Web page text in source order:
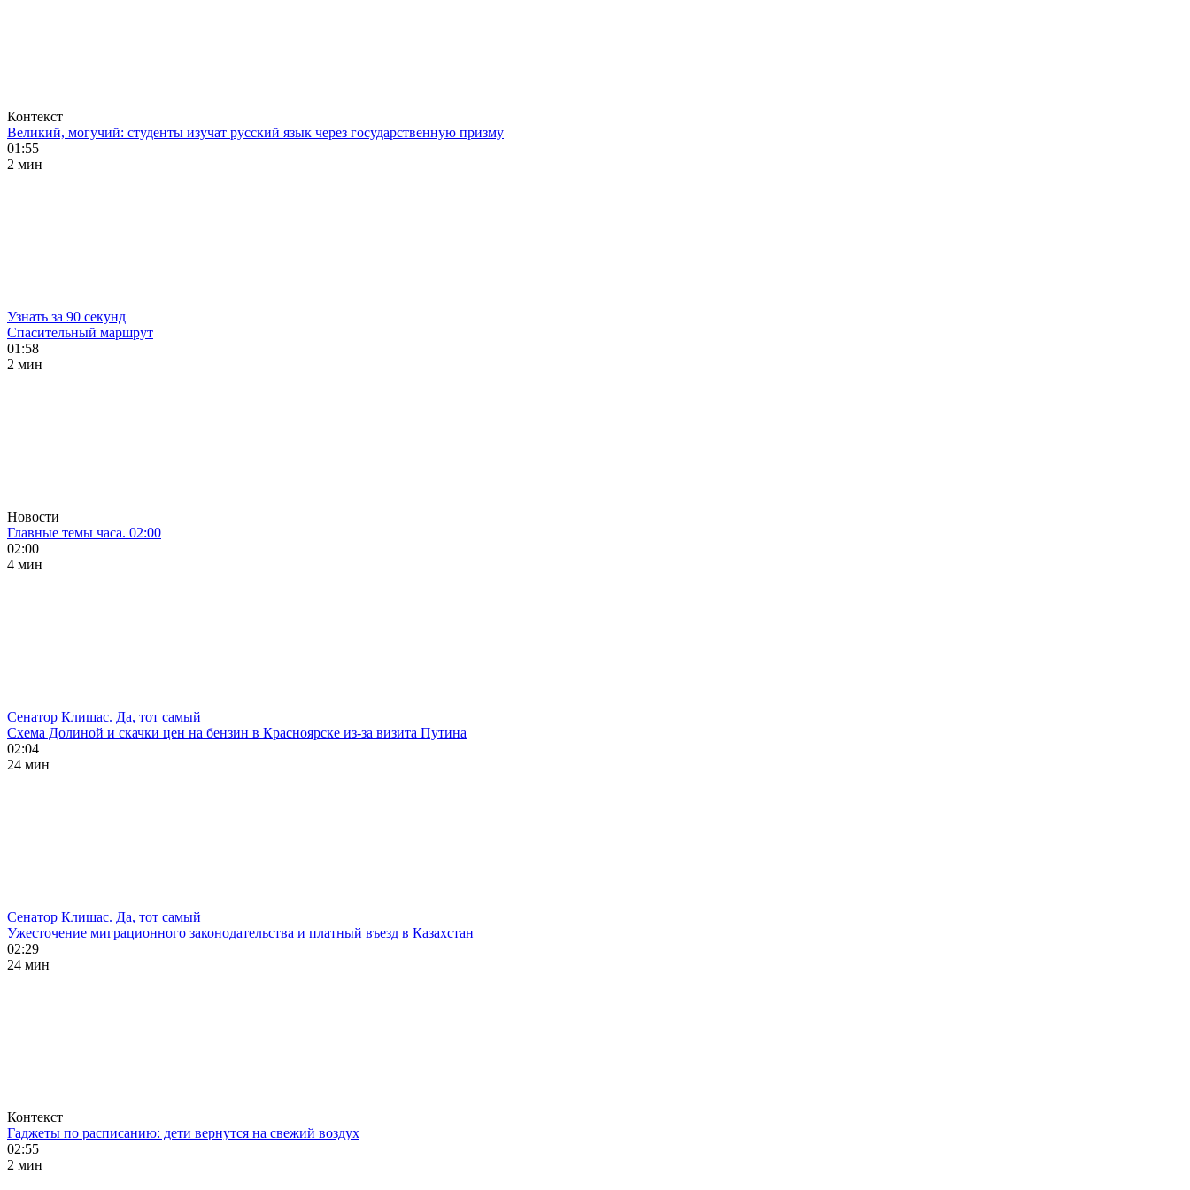
Контекст
Великий, могучий: студенты изучат русский язык через государственную призму
01:55
2 мин
Узнать за 90 секунд
Спасительный маршрут
01:58
2 мин
Новости
Главные темы часа. 02:00
02:00
4 мин
Сенатор Клишас. Да, тот самый
Схема Долиной и скачки цен на бензин в Красноярске из-за визита Путина
02:04
24 мин
Сенатор Клишас. Да, тот самый
Ужесточение миграционного законодательства и платный въезд в Казахстан
02:29
24 мин
Контекст
Гаджеты по расписанию: дети вернутся на свежий воздух
02:55
2 мин